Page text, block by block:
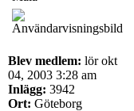
Blev medlem: lör okt
04, 2003 3:28 am
Inlägg: 3942
Ort: Göteborg